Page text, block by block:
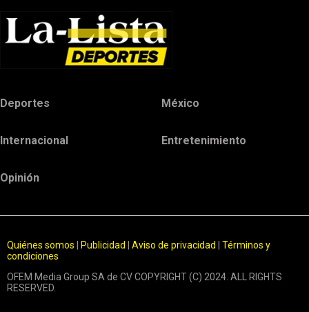
Deportes México
Internacional Entretenimiento
Opinión
Quiénes somos Publicidad Aviso de privacidad
Términos y
condiciones
OFEM Media Group SA de CV COPYRIGHT (C) 2024. ALL RIGHTS
RESERVED.